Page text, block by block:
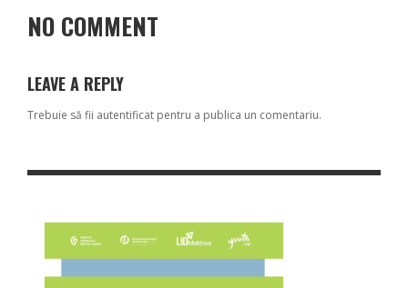
NO COMMENT
LEAVE A REPLY
Trebuie să fii autentificat pentru a publica un comentariu.